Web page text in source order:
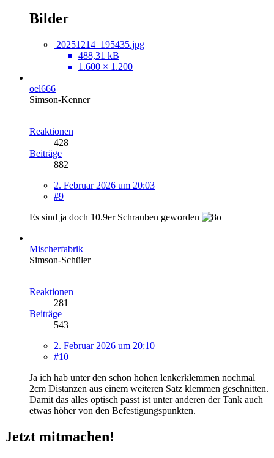
Bilder
20251214_195435.jpg
488,31 kB
1.600 × 1.200
oel666
Simson-Kenner
Reaktionen
428
Beiträge
882
2. Februar 2026 um 20:03
#9
Es sind ja doch 10.9er Schrauben geworden
Mischerfabrik
Simson-Schüler
Reaktionen
281
Beiträge
543
2. Februar 2026 um 20:10
#10
Ja ich hab unter den schon hohen lenkerklemmen nochmal
2cm Distanzen aus einem weiteren Satz klemmen geschnitten.
Damit das alles optisch passt ist unter anderen der Tank auch
etwas höher von den Befestigungspunkten.
Jetzt mitmachen!